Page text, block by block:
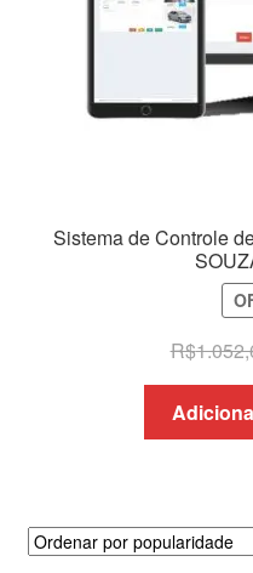
Sistema de Controle
R$